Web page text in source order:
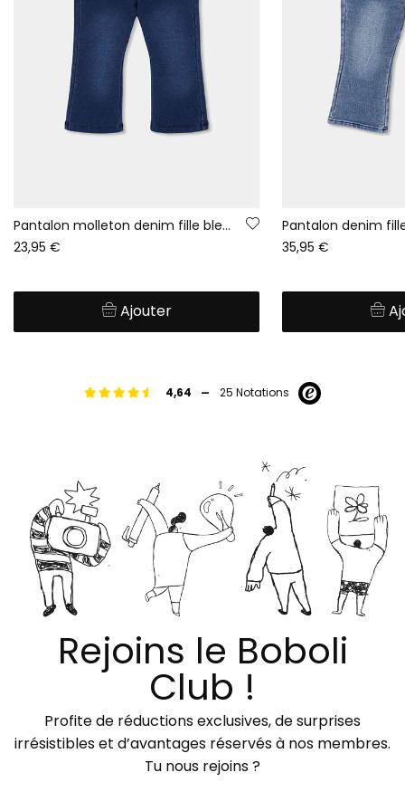
Pantalon molleton denim fille bleu évasé
23,95 €
Ajouter
35,95 €
4,64 - 25 Notations
Rejoins le Boboli
Club !
Profite de réductions exclusives, de surprises
irrésistibles et d’avantages réservés à nos membres.
Tu nous rejoins ?